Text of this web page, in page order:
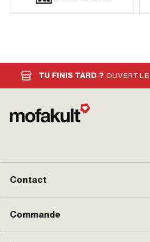
TU FINIS TARD ? OUVERT
Contact
Commande